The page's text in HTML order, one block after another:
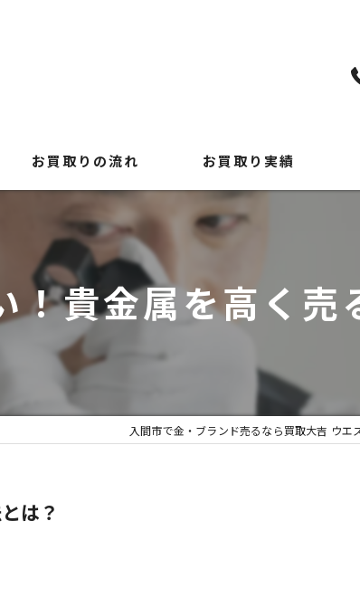
お買取りの流れ
よくある質問
お買取り実績
！貴金属を高く売
入間市で金・ブランド売るなら買取大吉 ウエ
は？